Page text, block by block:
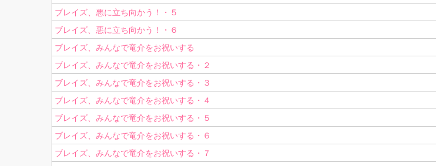
ブレイズ、悪に立ち向かう！・５
ブレイズ、悪に立ち向かう！・６
ブレイズ、みんなで竜介をお祝いする
ブレイズ、みんなで竜介をお祝いする・２
ブレイズ、みんなで竜介をお祝いする・３
ブレイズ、みんなで竜介をお祝いする・４
ブレイズ、みんなで竜介をお祝いする・５
ブレイズ、みんなで竜介をお祝いする・６
ブレイズ、みんなで竜介をお祝いする・７